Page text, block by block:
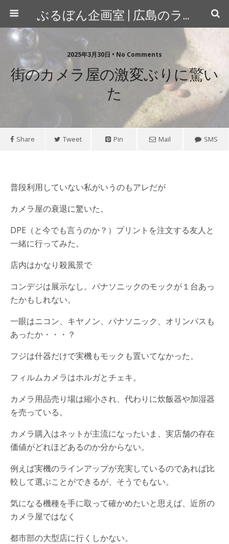
ぶるぼん企画室 | 広島のライター＆カメラマン
2025年3月30日 • No Comments
街のカメラ屋の激変ぶりに驚い
た
Share Tweet Pin Mail SMS
普段利用していない私がいうのもアレだが
カメラ屋の衰退に驚いた。
DPE（と今でも言うのか？）プリントを注文する友人と
一緒に行ってみた。
店内はかなり殺風景で
コンデジは展示なし。パナソニックのモックが１台あっ
たかもしれない。
一眼はニコン、キヤノン、パナソニック、オリンパスも
あったか・・・？
フジは什器だけで実機もモックも置いてなかった。
フィルムカメラはホルガとチェキ。
カメラ用品売り場は縮小され、代わりに炊飯器や加湿器
を売っている。
カメラ購入はネットが主流になったいま、実店舗の存在
価値がどれほどあるのか分からない。
例えば実機のラインアップが充実しているのであれば比
較して選ぶことができるが、そうでもない。
気になる機種を手に取って確かめたいと思えば、近所の
カメラ屋ではなく
都市部の大型店に行くしかない。